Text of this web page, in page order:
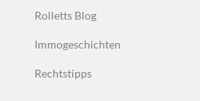
Rolletts Blog
Immogeschichten
Rechtstipps